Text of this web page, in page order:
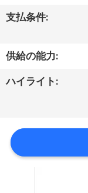
場
旅
行
質
管
支払条件:
供給の能力:
ハイライト: